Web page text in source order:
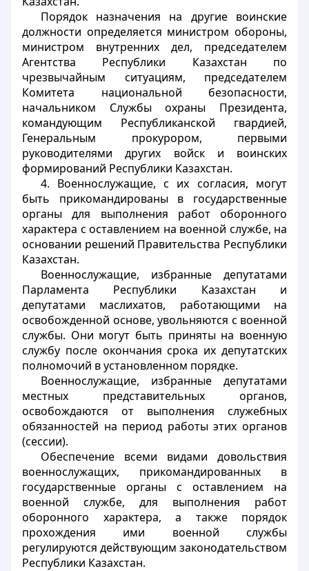
Порядок назначения на другие воинские
должности определяется министром обороны,
министром внутренних дел, председателем
Агентства Республики Казахстан по
чрезвычайным ситуациям, председателем
Комитета национальной безопасности,
начальником Службы охраны Президента,
командующим Республиканской гвардией,
Генеральным прокурором, первыми
руководителями других войск и воинских
формирований Республики Казахстан.
4. Военнослужащие, с их согласия, могут
быть прикомандированы в государственные
органы для выполнения работ оборонного
характера с оставлением на военной службе, на
основании решений Правительства Республики
Казахстан.
Военнослужащие, избранные депутатами
Парламента Республики Казахстан и
депутатами маслихатов, работающими на
освобожденной основе, увольняются с военной
службы. Они могут быть приняты на военную
службу после окончания срока их депутатских
полномочий в установленном порядке.
Военнослужащие, избранные депутатами
местных представительных органов,
освобождаются от выполнения служебных
обязанностей на период работы этих органов
(сессии).
Обеспечение всеми видами довольствия
военнослужащих, прикомандированных в
государственные органы с оставлением на
военной службе, для выполнения работ
оборонного характера, а также порядок
прохождения ими военной службы
регулируются действующим законодательством
Республики Казахстан.